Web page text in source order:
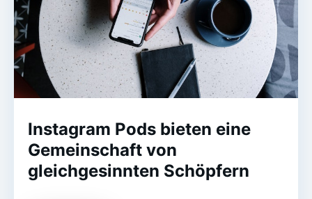
Instagram Pods bieten eine
Gemeinschaft von
gleichgesinnten Schöpfern